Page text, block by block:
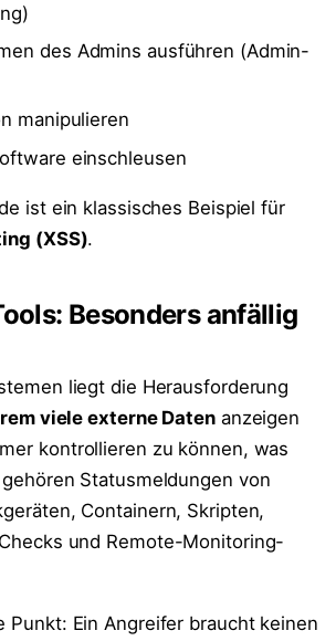
des Admins ausführen (Admin-
manipulieren
einschleusen
ist ein klassisches Beispiel für
(XSS).
Besonders anfällig
liegt die Herausforderung
viele externe Datenanzeigen
kontrollieren zu können, was
Statusmeldungen von
Containern, Skripten,
und Remote-Monitoring-
Punkt: Ein Angreifer braucht keinen